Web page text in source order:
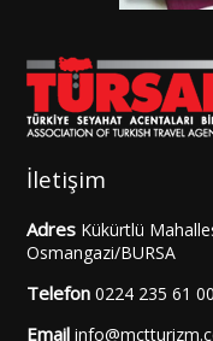
İletişim
Adres Kükürtlü
Osmangazi/BURSA
Telefon0224 235 61 00
Email